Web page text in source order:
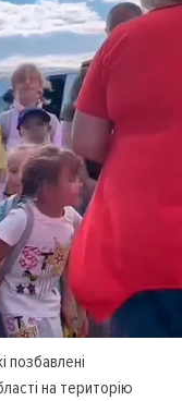
позбавлені
на територію